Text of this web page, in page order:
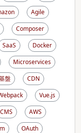
Agile
Composer
SaaS
Docker
Microservices
盤
CDN
Vue.js
CMS
AWS
OAuth